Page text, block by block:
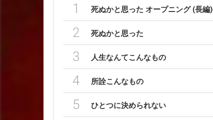
1 死ぬかと思った オープニング (長編)
2 死ぬかと思った
3 人生なんてこんなもの
4 所詮こんなもの
5 ひとつに決められない